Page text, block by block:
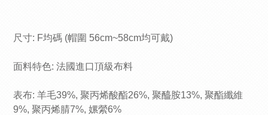
尺寸: F均碼 (帽圍 56cm~58cm均可戴)
面料特色: 法國進口頂級布料
表布: 羊毛39%, 聚丙烯酸酯26%, 聚醯胺13%, 聚酯纖維
9%, 聚丙烯腈7%, 嫘縈6%